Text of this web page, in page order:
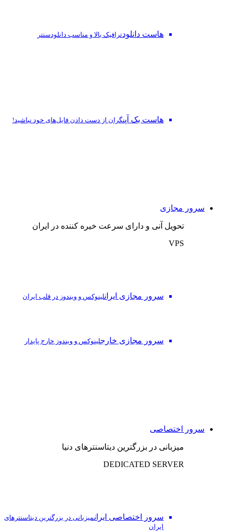
هاست دانلودترافیک بالا و مناسب دانلودسنتر
هاست بک آپنگران از دست‌ دادن فایل‌های خود نباشید!
سرور مجازی
تحویل آنی و دارای سرعت خیره کننده در ایران
VPS
سرور مجازی ایرانلینوکس و ویندوز در قلب ایران
سرور مجازی خارجلینوکس و ویندوز خارج پایدار
سرور اختصاصی
میزبانی در بزرگترین دیتاسنترهای دنیا
DEDICATED SERVER
سرور اختصاصی ایرانمیزبانی در بزرگترین دیتاسنترهای
ایران